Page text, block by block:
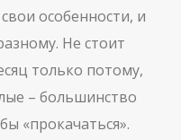
особенности, и
Не стоит
только потому,
– большинство
«прокачаться».